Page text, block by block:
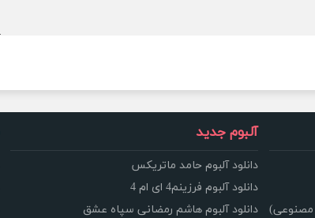
مصنوعی)
آلبوم جدید
دانلود آلبوم حامد ماتریکس
دانلود آلبوم فرزینم4 ای ام 4
دانلود آلبوم هاشم رمضانی سپاه عشق